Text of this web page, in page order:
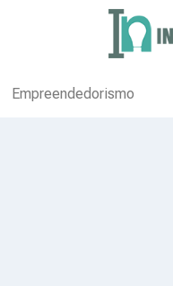
Empreendedorismo